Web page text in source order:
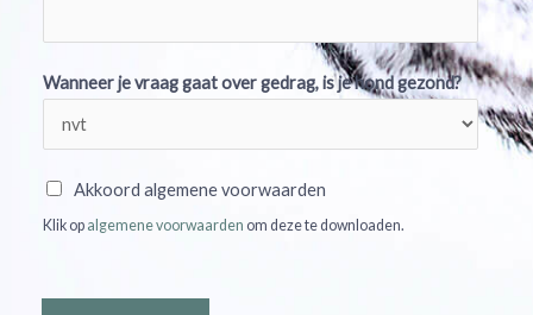
Wanneer je vraag gaat over gedrag, is je hond gezond?
A
k
Akkoord algemene voorwaarden
Klik op algemene voorwaarden om deze te downloaden.